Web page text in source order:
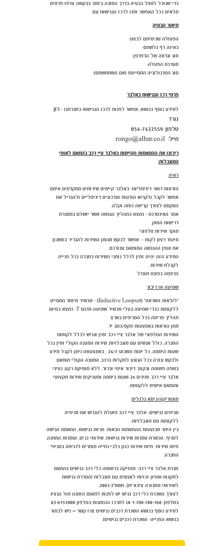
כדי שנוכל לטפל בבעיה בדרך הטובה ביותר בבקשה צרפו פרטים
מלאים ככל האפשר ופנו לרכז הנגישות עם:
תיאור הבעיה
הפעולה שניסיתם לבצע-
באיזה דף גלשתם-
סוג וגרסה של הדפדפן-
מערכת הפעלה-
סוג הטכנולוגיה המסייעת (אם השתמשתם)-
פרטי רכז הנגישות באלבר
למידע נוסף בנושא, אפשר לפנות לרכז הנגישות בחברתנו - רון
גורד
טלפון: ‎054-7432559
מייל: rongo@albar.co.il
ריכזנו את ההתאמות הקיימות באלבר ציי רכב בהתאם לאופי
המוגבלות:
ראיה
הודעות דואר דיגיטליות- באלבר קיימים שירותים מתקדמים איתם
אפשר לקבל ולקרוא הודעות ועדכונים דיגיטליים ולהגדיל את
הטקסט לצורך קריאה נוחה וקלה.
אתר האינטרנט– נמצא בתהליך הנגשה אשר יושלם במסגרת
דרישות החוק.
מוקד שירות טלפוני
תיעוד רצון לקוח – אפשר לבקש מנותן השירות להגדיר בחשבון
את אופן ההנגשה המותאם עבורכם.
המידע הזה יהיה זמין לכלל נותני השירות בחברה בכל פנייה
לקבלת שירות.
הדפסה בפונט מוגדל
שמיעה או דיבור
"לולאות השראה" (Inductive Loopset) - מכשיר מיוחד המסייע
ללקוחות כבדי שמיעה בעלי מכשיר שמיעה מדגם T- נמצא בסיום
תהליך פריסה בכל הסניפים בארץ.
מתן הוראות באמצעות פקס/כתב יד.
השירות הטלפוני של אלבר ציי רכב זמין ונגיש לכלל לקוחות
החברה, כולל אנשים עם מוגבלויות. שירות המענה הקולי זמין בכל
שעות היממה, כל ימות השבוע 24/7 , באמצעותו ניתן לקבל מידע
ולבקש עזרה בכל הנוגע לתקלות ברכב. המענה הקולי מותאם
בשפה פשוטה ובקצב דיבור איטי וברור, ללא מוסיקת רקע. נציגי
אלבר ציי רכב זמינים 24 שעות ביממה ומעניקים שירות מקצועי
ומותאם אישית ללקוחות.
מוטוריקה/כיסא גלגלים
סניפים נגישים- אלבר ציי רכב פועלת להנגיש את סניפיה
ללקוחות עם מוגבלויות.
בין היתר מבוצעות ההתאמות הבאות: חניות נגישות, התאמת הגישה
לסניף, הכשרת עמדות שירות נגישות, שירותי נכים, ועמדות המתנה.
חיות שירות- חיות שירות כגון כלבי נחייה מותרים לכניסה בסניפי
החברה.
חברת אלבר ציי רכב- מחזיקה ברשותה כלי רכב נגישים בהתאם
לתקנות שוויון זכויות לאנשים עם מוגבלות (הסדרת נגישות
לשירותי תחבורה ציבורית), תשס"ג-2003.
לצורך השכרת כלי רכב נגיש יש לפנות לתאום הזמנה מול הנציג
בטלפון: 1-700-700-160 או למרכז ההזמנות בטלפון 03-6151000.
למידע נוסף בנושא השכרת רכבים נגישים צרו קשר >> (יש לבחור
בנושא הפנייה- השכרת רכבים נגישים).